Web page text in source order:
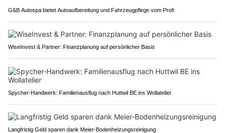
G&B Autospa bietet Autoaufbereitung und Fahrzeugpflege vom Profi
WiseInvest & Partner: Finanzplanung auf persönlicher Basis
Spycher-Handwerk: Familienausflug nach Huttwil BE ins Wollatelier
Langfristig Geld sparen dank Meier-Bodenheizungsreinigung